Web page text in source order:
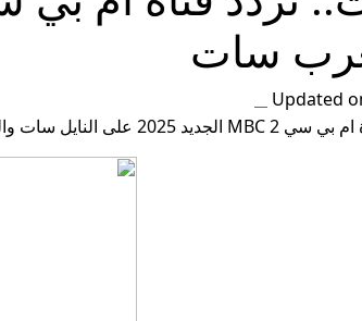
سات
Updated